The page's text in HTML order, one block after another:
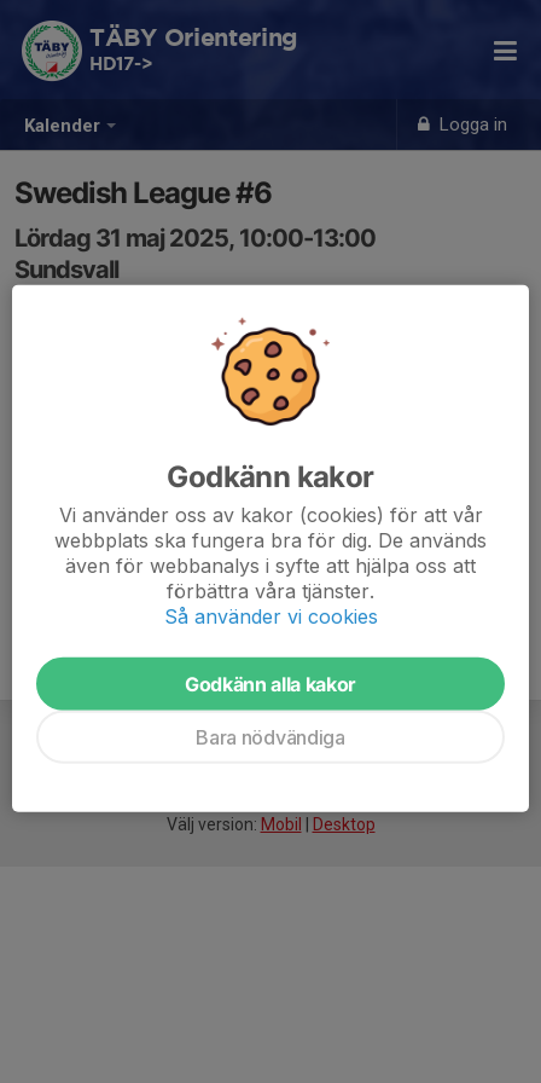
Kalender Logga in
TÄBY Orientering
HD17->
Swedish League #6
Lördag 31 maj 2025, 10:00-13:00
Sundsvall
Välj version: Mobil Desktop
Godkänn kakor
Vi använder oss av kakor (cookies) för att vår
webbplats ska fungera bra för dig. De används
även för webbanalys i syfte att hjälpa oss att
förbättra våra tjänster.
Så använder vi cookies
Godkänn alla kakor
Bara nödvändiga